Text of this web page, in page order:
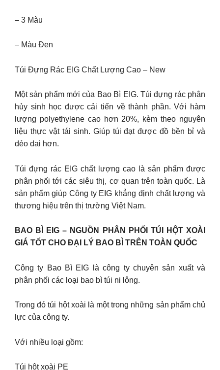
– 3 Màu
– Màu Đen
Túi Đựng Rác EIG Chất Lượng Cao – New
Một sản phẩm mới của Bao Bì EIG. Túi đựng rác phân
hủy sinh học được cải tiến về thành phần. Với hàm
lượng polyethylene cao hơn 20%, kèm theo nguyên
liệu thực vật tái sinh. Giúp túi đạt được đồ bền bỉ và
dẻo dai hơn.
Túi đựng rác EIG chất lượng cao là sản phẩm được
phân phối tới các siêu thị, cơ quan trên toàn quốc. Là
sản phẩm giúp Công ty EIG khẳng định chất lượng và
thương hiệu trên thị trường Việt Nam.
BAO BÌ EIG – NGUỒN PHÂN PHỐI TÚI HỘT XOÀI
GIÁ TỐT CHO ĐẠI LÝ BAO BÌ TRÊN TOÀN QUỐC
Công ty Bao Bì EIG là công ty chuyên sản xuất và
phân phối các loại bao bì túi ni lông.
Trong đó túi hột xoài là một trong những sản phẩm chủ
lực của công ty.
Với nhiều loại gồm:
Túi hột xoài PE